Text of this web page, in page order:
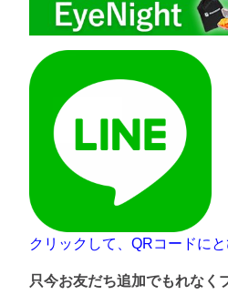
クリックして、QRコードにと
只今お友だち追加でもれなく